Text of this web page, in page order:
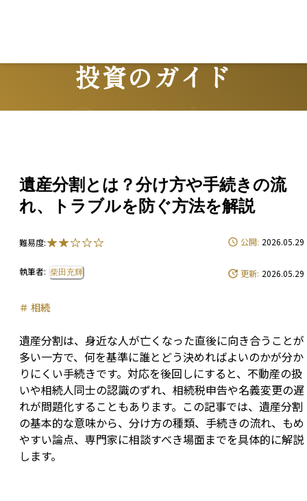
投資のガイド
Guide
遺産分割とは？分け方や手続きの流
れ、トラブルを防ぐ方法を解説
難易度:
執筆者: 柴田充輝
公開: 2026.05.29
更新: 2026.05.29
＃ 相続
遺産分割は、身近な人が亡くなった直後に向き合うことが
多い一方で、何を基準に誰とどう決めればよいのかが分か
りにくい手続きです。対応を後回しにすると、不動産の扱
いや相続人同士の認識のずれ、相続税申告や名義変更の遅
れが問題化することもあります。この記事では、遺産分割
の基本的な意味から、分け方の種類、手続きの流れ、もめ
やすい論点、専門家に相談すべき場面までを具体的に解説
します。